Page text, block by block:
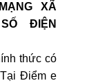
XÃ
ĐIỆN
thức có
Điểm e